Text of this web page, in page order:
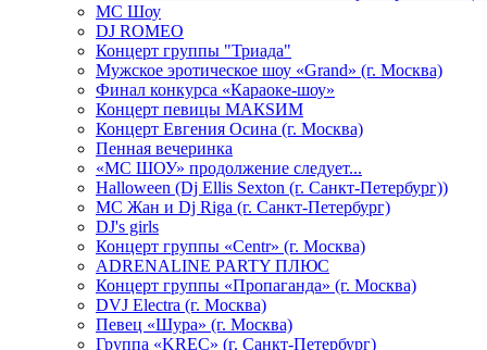
MC Шоу
DJ ROMEO
Концерт группы "Триада"
Мужское эротическое шоу «Grand» (г. Москва)
Финал конкурса «Караоке-шоу»
Концерт певицы МАКSИМ
Концерт Евгения Осина (г. Москва)
Пенная вечеринка
«МС ШОУ» продолжение следует...
Halloween (Dj Ellis Sexton (г. Санкт-Петербург))
МС Жан и Dj Riga (г. Санкт-Петербург)
DJ's girls
Концерт группы «Centr» (г. Москва)
ADRENALINE PARTY ПЛЮС
Концерт группы «Пропаганда» (г. Москва)
DVJ Electra (г. Москва)
Певец «Шура» (г. Москва)
Группа «KREC» (г. Санкт-Петербург)